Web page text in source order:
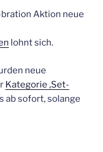
Aktion neue
lohnt sich.
neue
Kategorie ‚Set-
ab sofort, solange